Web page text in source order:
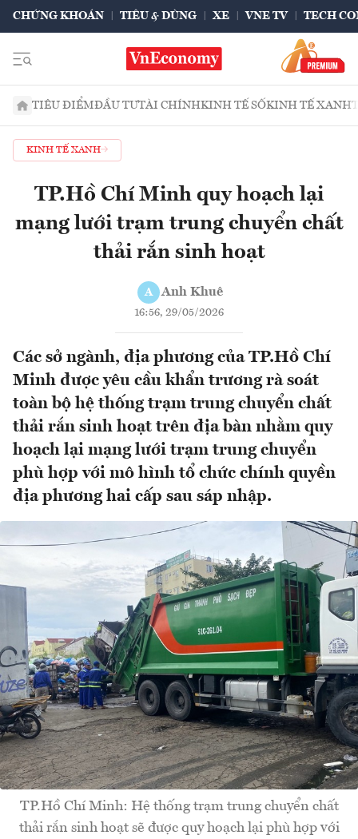
CHỨNG KHOÁN TIÊU & DÙNG XE VNE TV TECH
TIÊU ĐIỂMĐẦU TƯTÀI CHÍNHKINH TẾ SỐKINH TẾ XANH
KINH TẾ XANH
TP.Hồ Chí Minh quy hoạch lại
mạng lưới trạm trung chuyển chất
thải rắn sinh hoạt
A Anh Khuê
16:56, 29/05/2026
Các sở ngành, địa phương của TP.Hồ Chí
Minh được yêu cầu khẩn trương rà soát
toàn bộ hệ thống trạm trung chuyển chất
thải rắn sinh hoạt trên địa bàn nhằm quy
hoạch lại mạng lưới trạm trung chuyển
phù hợp với mô hình tổ chức chính quyền
địa phương hai cấp sau sáp nhập.
TP.Hồ Chí Minh: Hệ thống trạm trung chuyển chất
thải rắn sinh hoạt sẽ được quy hoạch lại phù hợp với